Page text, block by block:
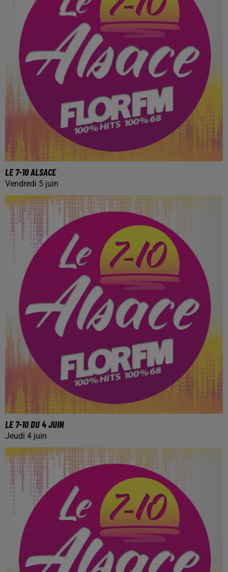
LE 7-10 ALSACE
Vendredi 5 juin
LE 7-10 DU 4 JUIN
Jeudi 4 juin